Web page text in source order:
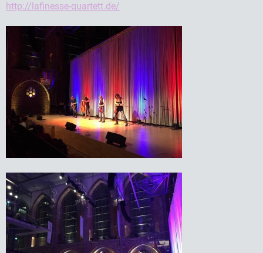
http://lafinesse-quartett.de/